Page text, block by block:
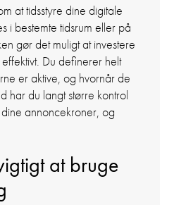
at tidsstyre dine digitale
i bestemte tidsrum eller på
gør det muligt at investere
Du definerer helt
er aktive, og hvornår de
har du langt større kontrol
annoncekroner, og
at bruge